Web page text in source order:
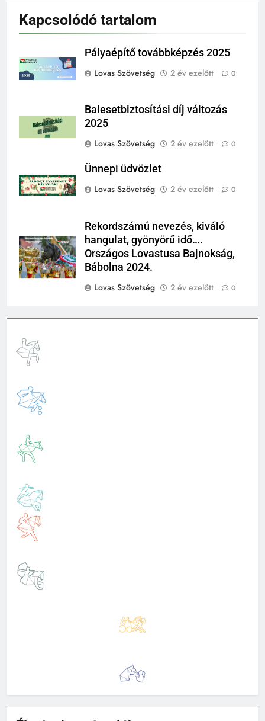
Kapcsolódó tartalom
Pályaépítő továbbképzés 2025
Lovas Szövetség
2 év ezelőtt 0
Balesetbiztosítási díj változás
2025
Lovas Szövetség
2 év ezelőtt 0
Ünnepi üdvözlet
Lovas Szövetség
2 év ezelőtt 0
Rekordszámú nevezés, kiváló
hangulat, gyönyörű idő….
Országos Lovastusa Bajnokság,
Bábolna 2024.
Lovas Szövetség
2 év ezelőtt 0